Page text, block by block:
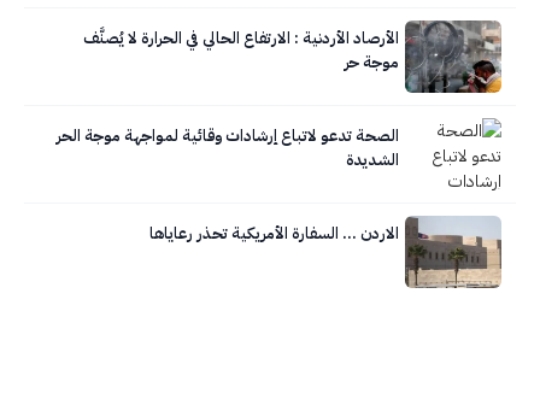
الأرصاد الأردنية : الارتفاع الحالي في الحرارة لا يُصنَّف
موجة حر
الصحة تدعو لاتباع إرشادات وقائية لمواجهة موجة الحر
الشديدة
الاردن … السفارة الأمريكية تحذر رعاياها